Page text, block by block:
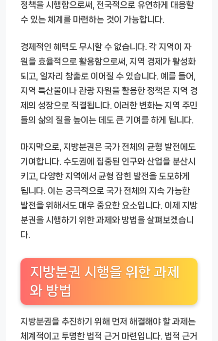
정책을 시행함으로써, 전국적으로 유연하게 대응할
수 있는 체계를 마련하는 것이 가능합니다.
경제적인 혜택도 무시할 수 없습니다. 각 지역이 자
원을 효율적으로 활용함으로써, 지역 경제가 활성화
되고, 일자리 창출로 이어질 수 있습니다. 예를 들어,
지역 특산물이나 관광 자원을 활용한 정책은 지역 경
제의 성장으로 직결됩니다. 이러한 변화는 지역 주민
들의 삶의 질을 높이는 데도 큰 기여를 하게 됩니다.
마지막으로, 지방분권은 국가 전체의 균형 발전에도
기여합니다. 수도권에 집중된 인구와 산업을 분산시
키고, 다양한 지역에서 균형 잡힌 발전을 도모하게
됩니다. 이는 궁극적으로 국가 전체의 지속 가능한
발전을 위해서도 매우 중요한 요소입니다. 이제 지방
분권을 시행하기 위한 과제와 방법을 살펴보겠습니
다.
지방분권 시행을 위한 과제
와 방법
지방분권을 추진하기 위해 먼저 해결해야 할 과제는
체계적이고 투명한 법적 근거 마련입니다. 법적 근거